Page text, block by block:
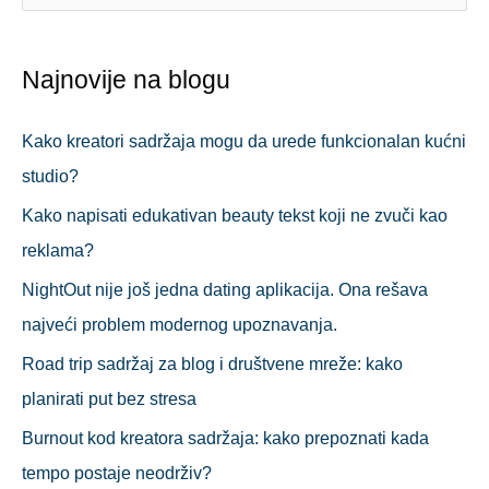
т
Najnovije na blogu
Kako kreatori sadržaja mogu da urede funkcionalan kućni
studio?
Kako napisati edukativan beauty tekst koji ne zvuči kao
reklama?
NightOut nije još jedna dating aplikacija. Ona rešava
najveći problem modernog upoznavanja.
Road trip sadržaj za blog i društvene mreže: kako
planirati put bez stresa
Burnout kod kreatora sadržaja: kako prepoznati kada
tempo postaje neodrživ?